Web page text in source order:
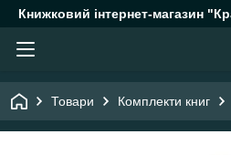
Книжковий інтернет-магазин
Товари Комплекти книг